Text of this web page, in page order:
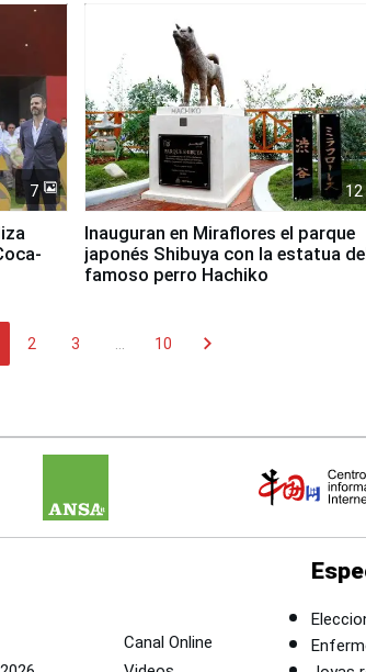
7 12
Inauguran en Miraflores el parque
japonés Shibuya con la estatua del
famoso perro Hachiko
2 3 10 chevron_right
Canal Online